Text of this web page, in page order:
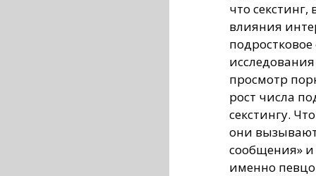
что
влияния
просмотр
рост числа
секстингу.
они вызывают
сообщения» и
именно